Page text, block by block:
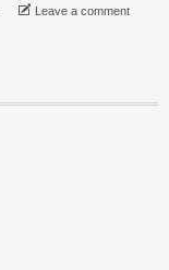
Leave a comment